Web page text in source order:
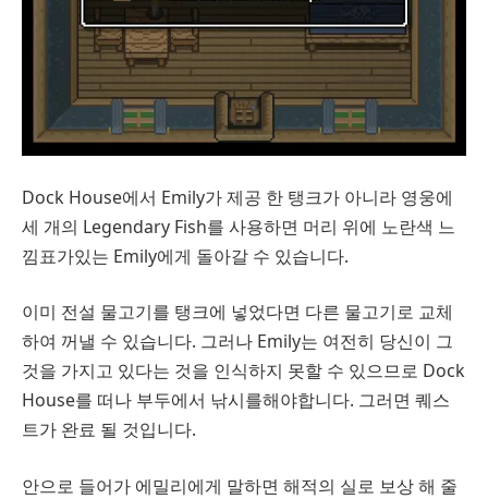
Dock House에서 Emily가 제공 한 탱크가 아니라 영웅에
세 개의 Legendary Fish를 사용하면 머리 위에 노란색 느
낌표가있는 Emily에게 돌아갈 수 있습니다.
이미 전설 물고기를 탱크에 넣었다면 다른 물고기로 교체
하여 꺼낼 수 있습니다. 그러나 Emily는 여전히 당신이 그
것을 가지고 있다는 것을 인식하지 못할 수 있으므로 Dock
House를 떠나 부두에서 낚시를해야합니다. 그러면 퀘스
트가 완료 될 것입니다.
안으로 들어가 에밀리에게 말하면 해적의 실로 보상 해 줄